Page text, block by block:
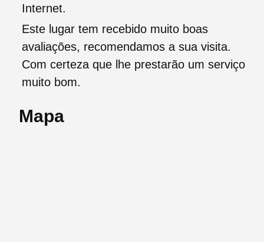
Internet.
Este lugar tem recebido muito boas
avaliações, recomendamos a sua visita.
Com certeza que lhe prestarão um serviço
muito bom.
Mapa